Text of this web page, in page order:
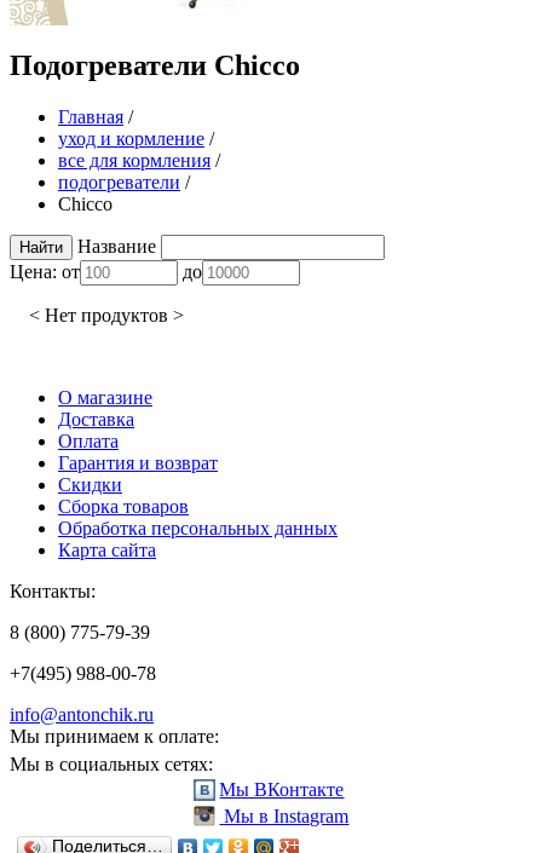
Подогреватели Chicco
Главная /
уход и кормление /
все для кормления /
подогреватели /
Chicco
Название
Цена: от до
< Нет продуктов >
О магазине
Доставка
Оплата
Гарантия и возврат
Скидки
Сборка товаров
Обработка персональных данных
Карта сайта
Контакты:
8 (800) 775-79-39
+7(495) 988-00-78
info@antonchik.ru
Мы принимаем к оплате:
Мы в социальных сетях:
Мы ВКонтакте
Мы в Instagram
Поделиться…